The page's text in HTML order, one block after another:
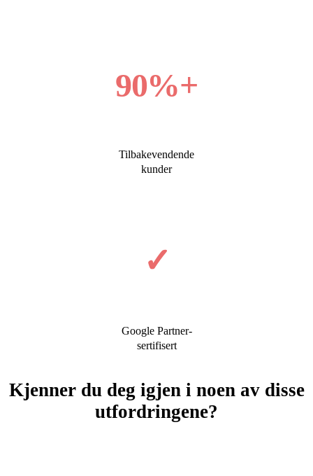
90%+
Tilbakevendende
kunder
✓
Google Partner-
sertifisert
Kjenner du deg igjen i noen av disse
utfordringene?